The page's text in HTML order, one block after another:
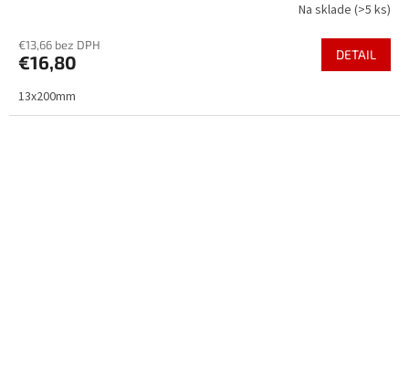
Na sklade (>5 ks)
€13,66 bez DPH
€16,80 DETAIL
13x200mm